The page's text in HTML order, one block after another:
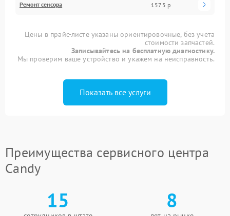
Ремонт сенсора 1575 р
Цены в прайс-листе указаны ориентировочные, без учета
стоимости запчастей.
Записывайтесь на бесплатную диагностику.
Мы проверим ваше устройство и укажем на неисправность.
Показать все услуги
Преимущества сервисного центра
Candy
15 8